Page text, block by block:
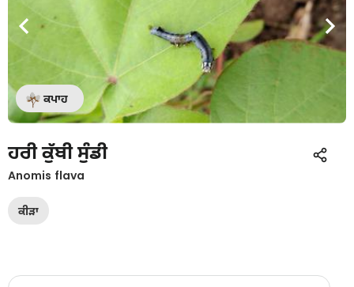
ਕਪਾਹ
ਹਰੀ ਕੁੱਬੀ ਸੁੰਡੀ
Anomis flava
ਕੀੜਾ